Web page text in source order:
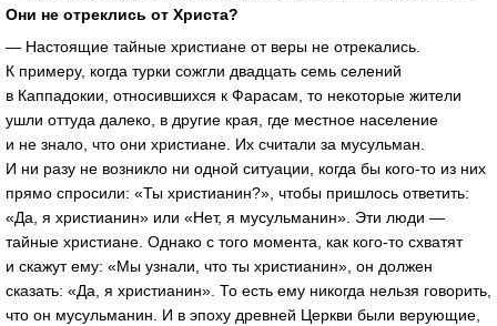
Они не отреклись от Христа?
— Настоящие тайные христиане от веры не отрекались.
К примеру, когда турки сожгли двадцать семь селений
в Каппадокии, относившихся к Фарасам, то некоторые жители
ушли оттуда далеко, в другие края, где местное население
и не знало, что они христиане. Их считали за мусульман.
И ни разу не возникло ни одной ситуации, когда бы кого-то из них
прямо спросили: «Ты христианин?», чтобы пришлось ответить:
«Да, я христианин» или «Нет, я мусульманин». Эти люди —
тайные христиане. Однако с того момента, как кого-то схватят
и скажут ему: «Мы узнали, что ты христианин», он должен
сказать: «Да, я христианин». То есть ему никогда нельзя говорить,
что он мусульманин. И в эпоху древней Церкви были верующие,